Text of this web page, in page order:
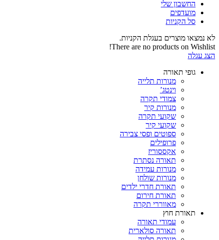
החשבון שלי‬
‫מועדפים‬‬
סל הקניות
לא נמצאו מוצרים בעגלת הקניות.
There are no products on Wishlist!
הצג עגלה
גופי תאורה
מנורות תלייה
וינטג’
צמודי תקרה
מנורות קיר
שקועי תקרה
שקועי קיר
ספוטים ופסי צבירה
פרופילים
אקססוריז
תאורה נסתרת
מנורות עמידה
מנורות שולחן
תאורת חדרי ילדים
תאורת חירום
מאווררי תקרה
תאורת חוץ
עמודי תאורה
תאורה סולארית